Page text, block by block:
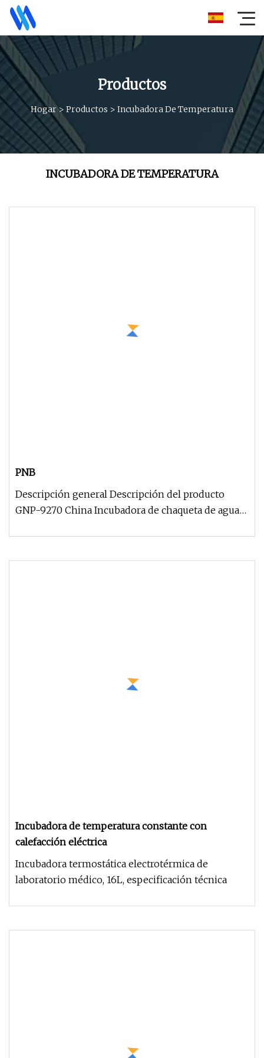
Productos
Hogar> Productos > Incubadora De Temperatura
INCUBADORA DE TEMPERATURA
PNB
Descripción general Descripción del producto
GNP-9270 China Incubadora de chaqueta de agua
Incubadora de temperatura constante con
calefacción eléctrica
Incubadora termostática electrotérmica de
laboratorio médico, 16L, especificación técnica